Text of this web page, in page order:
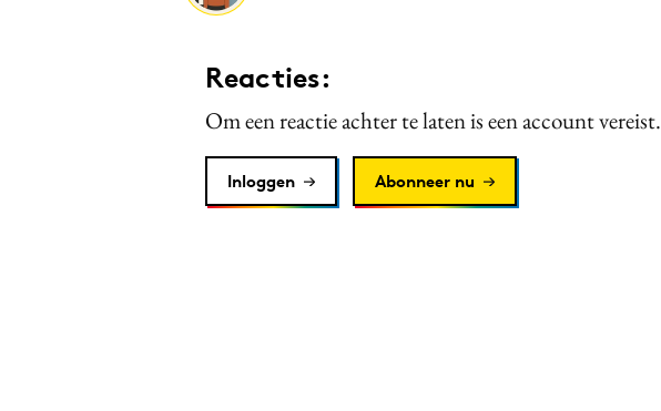
Reacties:
Om een reactie achter te laten is een account vereist.
Inloggen Abonneer nu